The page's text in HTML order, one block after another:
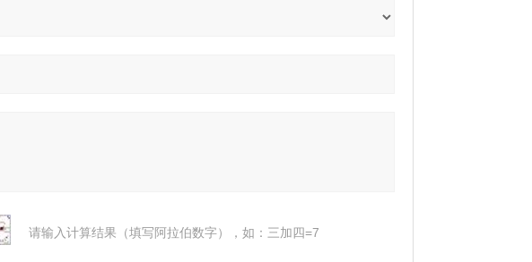
请输入计算结果（填写阿拉伯数字），如：三加四=7